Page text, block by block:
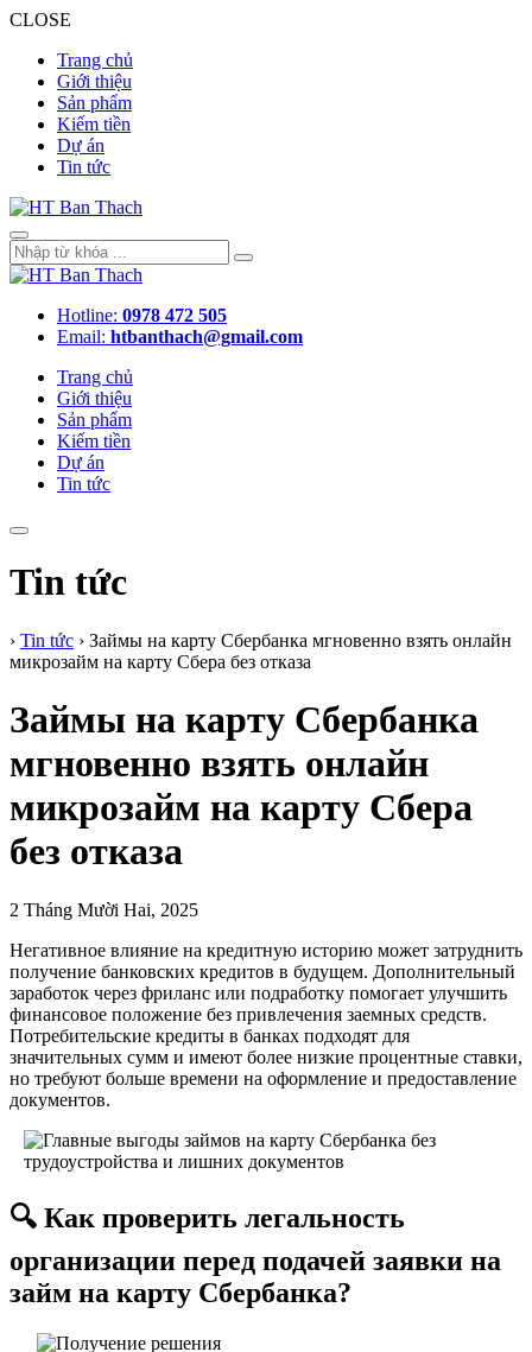
CLOSE
Trang chủ
Giới thiệu
Sản phẩm
Kiếm tiền
Dự án
Tin tức
Hotline: 0978 472 505
Email: htbanthach@gmail.com
Trang chủ
Giới thiệu
Sản phẩm
Kiếm tiền
Dự án
Tin tức
Tin tức
› Tin tức › Займы на карту Сбербанка мгновенно взять онлайн
микрозайм на карту Сбера без отказа
Займы на карту Сбербанка
мгновенно взять онлайн
микрозайм на карту Сбера
без отказа
2 Tháng Mười Hai, 2025
Негативное влияние на кредитную историю может затруднить
получение банковских кредитов в будущем. Дополнительный
заработок через фриланс или подработку помогает улучшить
финансовое положение без привлечения заемных средств.
Потребительские кредиты в банках подходят для
значительных сумм и имеют более низкие процентные ставки,
но требуют больше времени на оформление и предоставление
документов.
🔍 Как проверить легальность
организации перед подачей заявки на
займ на карту Сбербанка?